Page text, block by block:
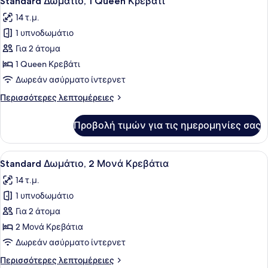
όλων
των
φωτογραφιών
για
Standard
Δωμάτιο,
Queen
14 τ.μ.
1 υπνοδωμάτιο
Για 2 άτομα
1 Queen Κρεβάτι
Δωρεάν ασύρματο ίντερνετ
Περισσότερες λεπτομέρειες
Περισσότερες
Δωμάτιο,
Queen
Προβολή τιμών για τις ημερομηνίες σας
Προβολή
όλων
των
φωτογραφιών
για
Standard
Δωμάτιο,
Ένα δωμάτιο ξενοδοχείου με δύο
6
Standard Δωμάτιο, 2 Μονά Κρεβάτια
14 τ.μ.
1 υπνοδωμάτιο
Για 2 άτομα
2 Μονά Κρεβάτια
Δωρεάν ασύρματο ίντερνετ
Περισσότερες λεπτομέρειες
Περισσότερες